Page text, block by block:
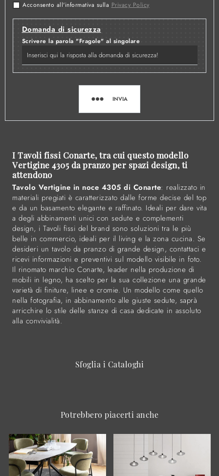
Acconsento all'informativa sulla Privacy Policy
Domanda di sicurezza
Scrivere la parola "Fragole" al singolare
INVIA
I Tavoli fissi Conarte, tra cui questo modello
Vertigine 4305 da pranzo per spazi design, ti
attendono
Tavolo Vertigine in noce 4305 di Conarte: realizzato in
materiali pregiati è caratterizzato dalle forme decise del top
e da un basamento elegante e raffinato. Ideali per dare vita
a degli abbinamenti unici con sedute e complementi
design, i Tavoli fissi del brand sono soluzioni tra le più
belle in commercio, ideali per il living e la zona cucina. Se
desideri un tavolo da pranzo di grande design, contattaci e
ricevi informazioni e preventivi sul modello visibile in foto.
Il rinomato marchio Conarte, leader nella produzione di
mobili in legno, ha scelto per la sua collezione una grande
varietà di finiture, linee e cromie. Un modello come quello
nella fotografia, in abbinamento alle giuste sedute, saprà
arricchire lo stile delle stanze di casa dedicate in assoluto
alla convivialità.
Sfoglia i Cataloghi
Potrebbero piacerti anche